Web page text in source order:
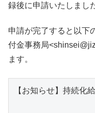
録後に申請いたしまし
申請が完了すると以下
付金事務局
ます。
【お知らせ】持続化